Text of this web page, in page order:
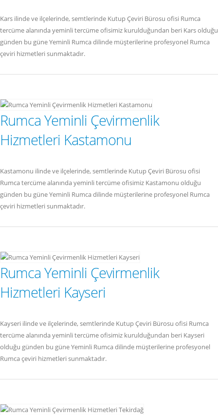
Kars ilinde ve ilçelerinde, semtlerinde Kutup Çeviri Bürosu ofisi Rumca
tercüme alanında yeminli tercüme ofisimiz kurulduğundan beri Kars olduğu
günden bu güne Yeminli Rumca dilinde müşterilerine profesyonel Rumca
çeviri hizmetleri sunmaktadır.
Rumca Yeminli Çevirmenlik
Hizmetleri Kastamonu
Kastamonu ilinde ve ilçelerinde, semtlerinde Kutup Çeviri Bürosu ofisi
Rumca tercüme alanında yeminli tercüme ofisimiz Kastamonu olduğu
günden bu güne Yeminli Rumca dilinde müşterilerine profesyonel Rumca
çeviri hizmetleri sunmaktadır.
Rumca Yeminli Çevirmenlik
Hizmetleri Kayseri
Kayseri ilinde ve ilçelerinde, semtlerinde Kutup Çeviri Bürosu ofisi Rumca
tercüme alanında yeminli tercüme ofisimiz kurulduğundan beri Kayseri
olduğu günden bu güne Yeminli Rumca dilinde müşterilerine profesyonel
Rumca çeviri hizmetleri sunmaktadır.